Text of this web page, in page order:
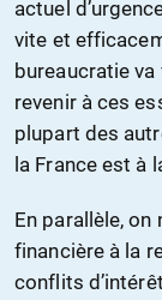
actuel
vite et
bureaucratie va
revenir à ces
plupart des
la France est à
En parallèle,
financière à la
conflits